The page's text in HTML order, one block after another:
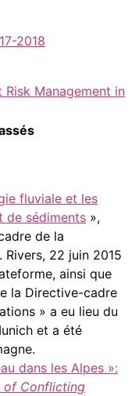
2018
Management in
fluviale et les
de sédiments »,
de la
Rivers, 22 juin 2015
ainsi que
la Directive-cadre
» a eu lieu du
et a été
dans les Alpes »:
of Conflicting